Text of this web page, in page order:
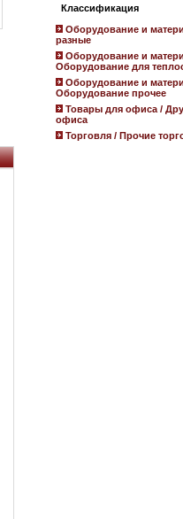
Классификация
Оборудование и
разные
Оборудование и
Оборудование для
Оборудование и
Оборудование прочее
Товары для офиса /
офиса
Торговля / Прочие